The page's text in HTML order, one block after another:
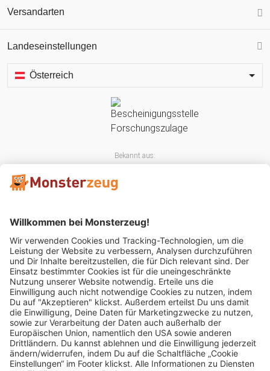
Versandarten
Landeseinstellungen
Österreich
Bekannt aus:
Mitglied im: